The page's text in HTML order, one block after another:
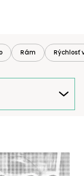
Rám Rýchlosť